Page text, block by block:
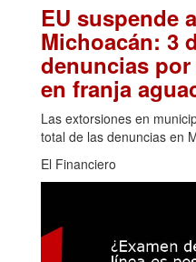
EU suspende
Michoacán: 3
denuncias
en franja
Las extorsiones en
total de las denuncias en
El Financiero